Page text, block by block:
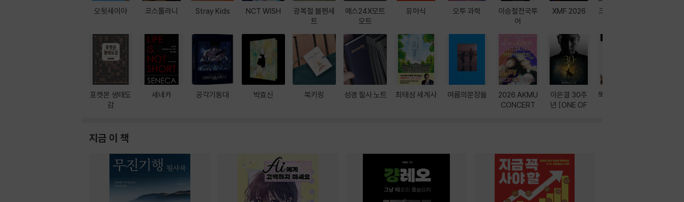
오뒷세이아
포켓몬 생태도
감
코스톨라니
세네카
Stray Kids
공각기동대
NCT WISH
박효신
광복절 볼펜세
트
북키링
예스24X모트
모트
성경 필사 노트
유아식
최태성 세계사
오투 과학
여름의문장들
이승철전국투
어
2026 AKMU
CONCERT
XMF 2026
이은결 30주
년 [ONE OF
크레마 이북 리
뚝딱! AI 3대장
지금 이 책